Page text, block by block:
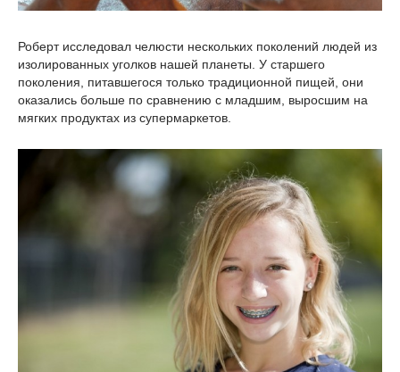
Роберт исследовал челюсти нескольких поколений людей из
изолированных уголков нашей планеты. У старшего
поколения, питавшегося только традиционной пищей, они
оказались больше по сравнению с младшим, выросшим на
мягких продуктах из супермаркетов.